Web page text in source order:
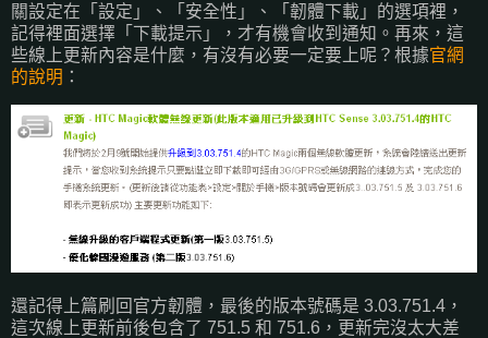
關設定在「設定」、「安全性」、「韌體下載」的選項裡，
記得裡面選擇「下載提示」，才有機會收到通知。再來，這
些線上更新內容是什麼，有沒有必要一定要上呢？根據官網
的說明 ：
還記得上篇刷回官方韌體，最後的版本號碼是 3.03.751.4，
這次線上更新前後包含了 751.5 和 751.6，更新完沒太大差